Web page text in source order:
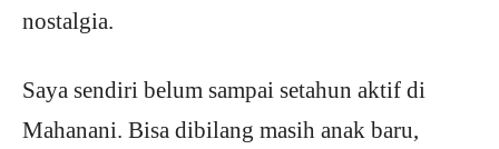
nostalgia.
Saya sendiri belum sampai setahun aktif di
Mahanani. Bisa dibilang masih anak baru,